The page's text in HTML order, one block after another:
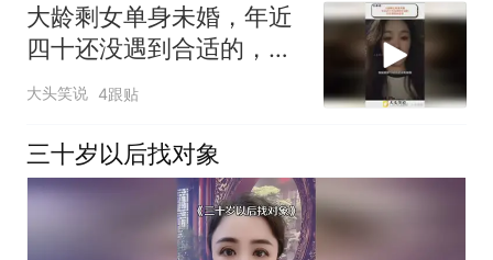
大龄剩女单身未婚，年近
四十还没遇到合适的，仍
然想嫁给爱情
大头笑说 4跟贴
三十岁以后找对象